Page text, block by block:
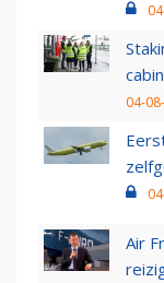
04-
Air